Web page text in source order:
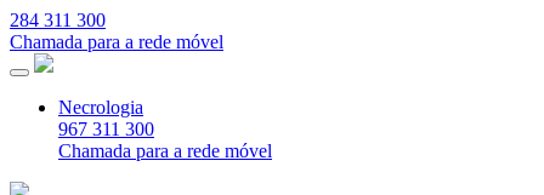
284 311 300
Chamada para a rede móvel
Necrologia
967 311 300
Chamada para a rede móvel